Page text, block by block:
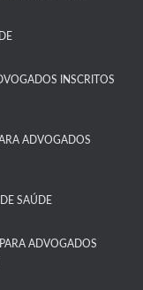
INSCRITOS
ADVOGADOS
SAÚDE
ADVOGADOS